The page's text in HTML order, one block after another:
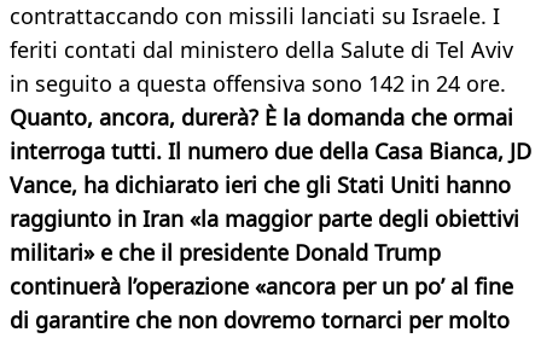
contrattaccando con missili lanciati su Israele. I
feriti contati dal ministero della Salute di Tel Aviv
in seguito a questa offensiva sono 142 in 24 ore.
Quanto, ancora, durerà? È la domanda che ormai
interroga tutti. Il numero due della Casa Bianca, JD
Vance, ha dichiarato ieri che gli Stati Uniti hanno
raggiunto in Iran «la maggior parte degli obiettivi
militari» e che il presidente Donald Trump
continuerà l’operazione «ancora per un po’ al fine
di garantire che non dovremo tornarci per molto